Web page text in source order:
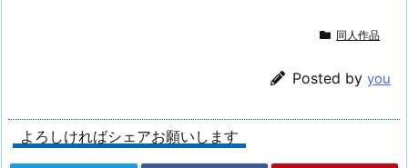
同人作品
Posted by you
よろしければシェアお願いします